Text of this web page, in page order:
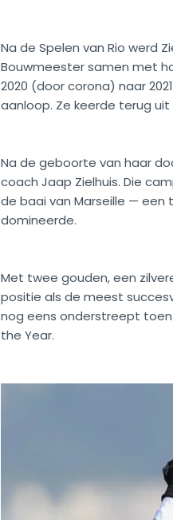
Na de Spelen van Rio werd
Bouwmeester samen met
2020 (door corona) naar
aanloop. Ze keerde terug
Na de geboorte van haar
coach Jaap Zielhuis. Die
de baai van Marseille — een
domineerde.
Met twee gouden, een
positie als de meest
nog eens onderstreept
the Year.